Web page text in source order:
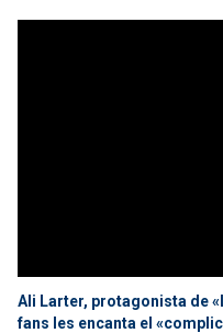
Ali Larter, protagonista de
fans les encanta el